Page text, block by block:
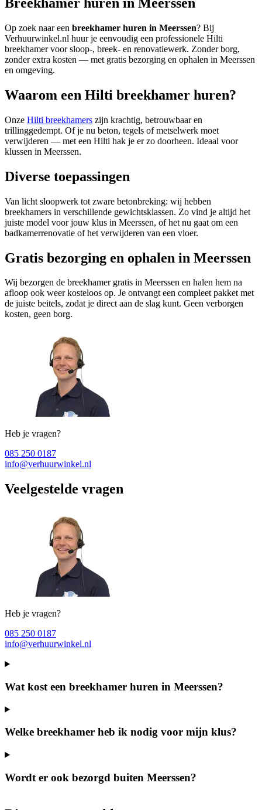
Op zoek naar een breekhamer huren in Meerssen? Bij
Verhuurwinkel.nl huur je eenvoudig een professionele Hilti
breekhamer voor sloop-, breek- en renovatiewerk. Zonder borg,
zonder extra kosten — met gratis bezorging en ophalen in Meerssen
en omgeving.
Waarom een Hilti breekhamer huren?
Onze Hilti breekhamers zijn krachtig, betrouwbaar en
trillinggedempt. Of je nu beton, tegels of metselwerk moet
verwijderen — met een Hilti hak je er zo doorheen. Ideaal voor
klussen in Meerssen.
Diverse toepassingen
Van licht sloopwerk tot zware betonbreking: wij hebben
breekhamers in verschillende gewichtsklassen. Zo vind je altijd het
juiste model voor jouw klus in Meerssen, of het nu gaat om een
badkamerrenovatie of het verwijderen van een vloer.
Gratis bezorging en ophalen in Meerssen
Wij bezorgen de breekhamer gratis in Meerssen en halen hem na
afloop ook weer kosteloos op. Je ontvangt een compleet pakket met
de juiste beitels, zodat je direct aan de slag kunt. Geen verborgen
kosten, geen borg.
Heb je vragen?
085 250 0187
info@verhuurwinkel.nl
Veelgestelde vragen
Heb je vragen?
085 250 0187
info@verhuurwinkel.nl
Wat kost een breekhamer huren in Meerssen?
Welke breekhamer heb ik nodig voor mijn klus?
Wordt er ook bezorgd buiten Meerssen?